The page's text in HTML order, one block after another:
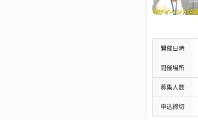
開催日時
開催場所
募集人数
申込締切